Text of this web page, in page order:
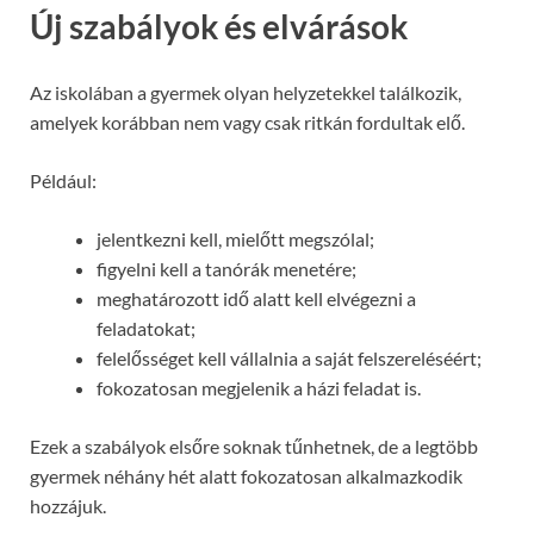
Új szabályok és elvárások
Az iskolában a gyermek olyan helyzetekkel találkozik,
amelyek korábban nem vagy csak ritkán fordultak elő.
Például:
jelentkezni kell, mielőtt megszólal;
figyelni kell a tanórák menetére;
meghatározott idő alatt kell elvégezni a
feladatokat;
felelősséget kell vállalnia a saját felszereléséért;
fokozatosan megjelenik a házi feladat is.
Ezek a szabályok elsőre soknak tűnhetnek, de a legtöbb
gyermek néhány hét alatt fokozatosan alkalmazkodik
hozzájuk.